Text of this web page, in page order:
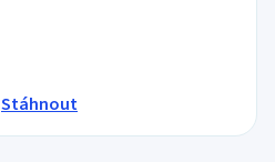
Stáhnout